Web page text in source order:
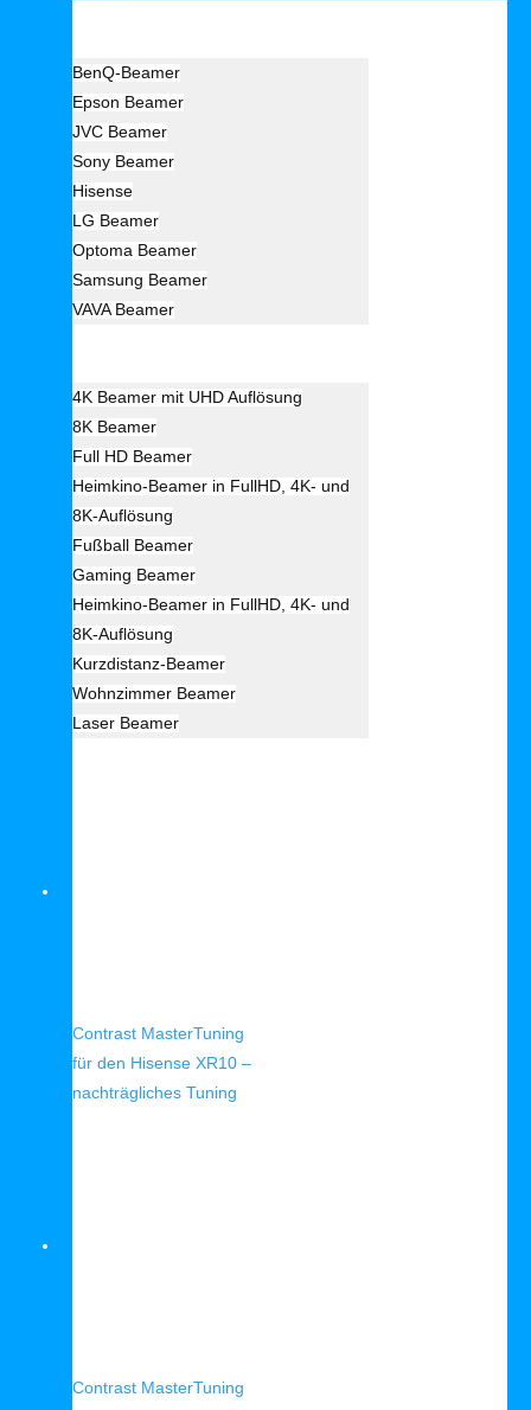
BenQ-Beamer
Epson Beamer
JVC Beamer
Sony Beamer
Hisense
LG Beamer
Optoma Beamer
Samsung Beamer
VAVA Beamer
4K Beamer mit UHD Auflösung
8K Beamer
Full HD Beamer
Heimkino-Beamer in FullHD, 4K- und
8K-Auflösung
Fußball Beamer
Gaming Beamer
Heimkino-Beamer in FullHD, 4K- und
8K-Auflösung
Kurzdistanz-Beamer
Wohnzimmer Beamer
Laser Beamer
Contrast MasterTuning
für den Hisense XR10 –
nachträgliches Tuning
Contrast MasterTuning